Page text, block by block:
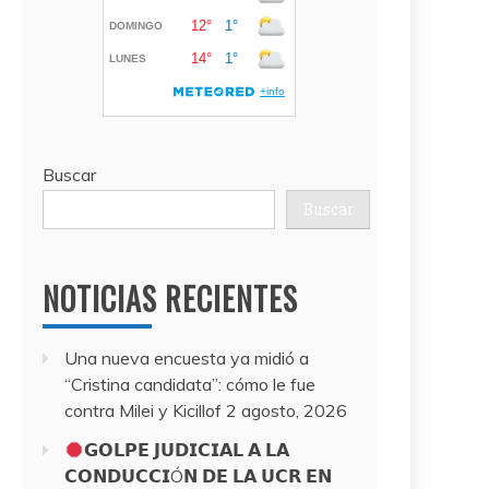
Buscar
Buscar
NOTICIAS RECIENTES
Una nueva encuesta ya midió a
“Cristina candidata”: cómo le fue
contra Milei y Kicillof 2 agosto, 2026
𝗚𝗢𝗟𝗣𝗘 𝗝𝗨𝗗𝗜𝗖𝗜𝗔𝗟 𝗔 𝗟𝗔
𝗖𝗢𝗡𝗗𝗨𝗖𝗖𝗜Ó𝗡 𝗗𝗘 𝗟𝗔 𝗨𝗖𝗥 𝗘𝗡